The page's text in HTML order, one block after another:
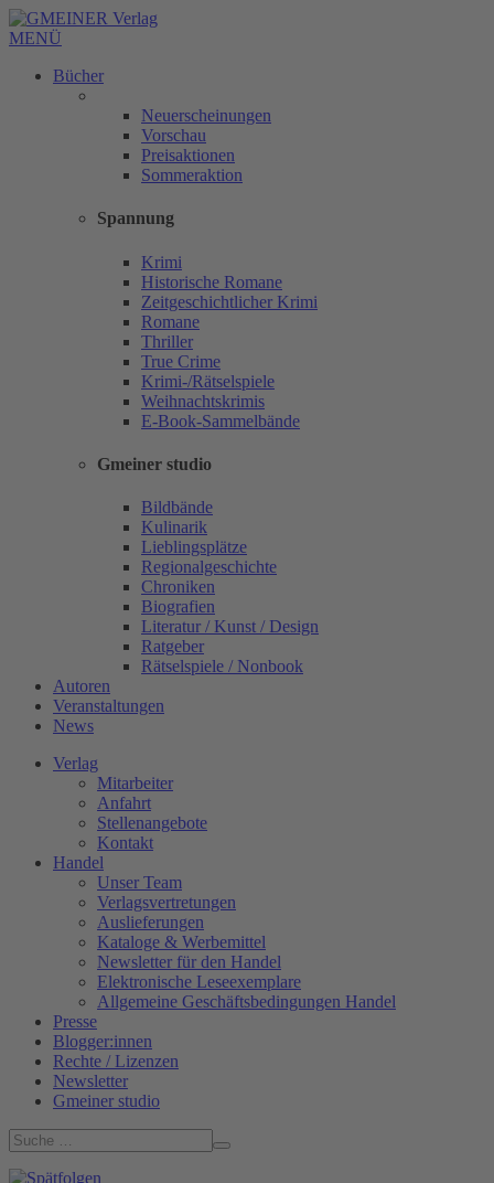
MENÜ
Bücher
Neuerscheinungen
Vorschau
Preisaktionen
Sommeraktion
Spannung
Krimi
Historische Romane
Zeitgeschichtlicher Krimi
Romane
Thriller
True Crime
Krimi-/Rätselspiele
Weihnachtskrimis
E-Book-Sammelbände
Gmeiner studio
Bildbände
Kulinarik
Lieblingsplätze
Regionalgeschichte
Chroniken
Biografien
Literatur / Kunst / Design
Ratgeber
Rätselspiele / Nonbook
Autoren
Veranstaltungen
News
Verlag
Mitarbeiter
Anfahrt
Stellenangebote
Kontakt
Handel
Unser Team
Verlagsvertretungen
Auslieferungen
Kataloge & Werbemittel
Newsletter für den Handel
Elektronische Leseexemplare
Allgemeine Geschäftsbedingungen Handel
Presse
Blogger:innen
Rechte / Lizenzen
Newsletter
Gmeiner studio